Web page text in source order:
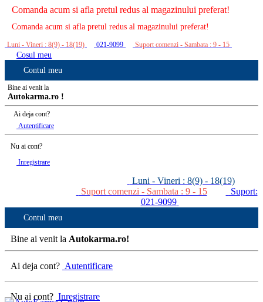
Comanda acum si afla pretul redus al magazinului preferat!
Comanda acum si afla pretul redus al magazinului preferat!
Luni - Vineri : 8(9) - 18(19) 021-9099 Suport comenzi - Sambata : 9 - 15
Cosul meu
Contul meu
Bine ai venit la
Autokarma.ro !
Ai deja cont?
Autentificare
Nu ai cont?
Inregistrare
Luni - Vineri : 8(9) - 18(19)
Suport comenzi - Sambata : 9 - 15
Suport:
021-9099
Contul meu
Bine ai venit la Autokarma.ro!
Ai deja cont? Autentificare
Nu ai cont? Inregistrare